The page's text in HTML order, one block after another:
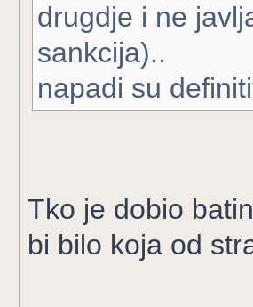
drugdje i ne
sankcija)..
napadi su
Tko je dobio
bi bilo koja od